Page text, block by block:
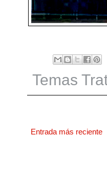
Temas
Entrada más reciente